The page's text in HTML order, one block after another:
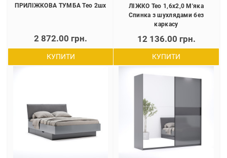
ПРИЛІЖКОВА ТУМБА Тео 2шх
2 872.00 грн.
КУПИТИ
ЛІЖКО Тео 1,6х2,0 М'яка
Спинка з шухлядами без
каркасу
12 136.00 грн.
КУПИТИ